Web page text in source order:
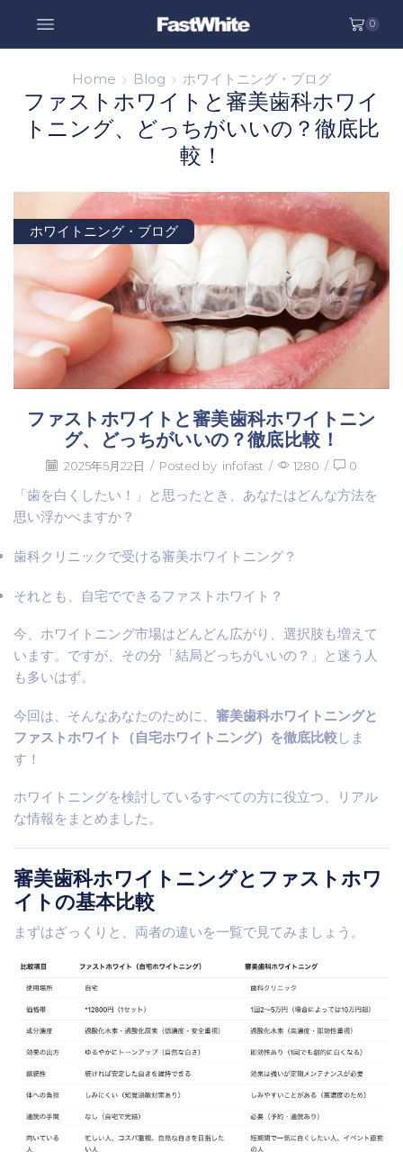
0
Home Blog ホワイトニング・ブログ
ファストホワイトと審美歯科ホワイ
トニング、どっちがいいの？徹底比
較！
ホワイトニング・ブログ
ファストホワイトと審美歯科ホワイトニン
グ、どっちがいいの？徹底比較！
2025年5月22日 / Posted by infofast / 1280 / 0
「歯を白くしたい！」と思ったとき、あなたはどんな方法を
思い浮かべますか？
歯科クリニックで受ける審美ホワイトニング？
それとも、自宅でできるファストホワイト？
今、ホワイトニング市場はどんどん広がり、選択肢も増えて
います。ですが、その分「結局どっちがいいの？」と迷う人
も多いはず。
今回は、そんなあなたのために、 審美歯科ホワイトニングと
ファストホワイト（自宅ホワイトニング）を徹底比較しま
す！
ホワイトニングを検討しているすべての方に役立つ、リアル
な情報をまとめました。
審美歯科ホワイトニングとファストホワ
イトの基本比較
まずはざっくりと、両者の違いを一覧で見てみましょう。